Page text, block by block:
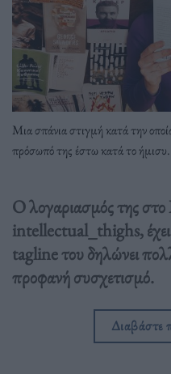
Μια σπάνια στιγμή κατά την
πρόσωπό της έστω κατά το ήμισυ.
Ο λογαριασμός της
intellectual_thighs, έχει
tagline του δηλώνει
προφανή συσχετισμό.
Διαβάστε